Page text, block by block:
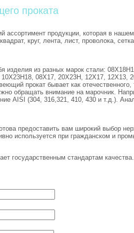
проката
ассортимент продукции, которая в
круг, лента, лист, проволока,
изделия из разных марок стали:
08Х17, 20Х23Н, 12Х17, 12Х13,
прокат бывает как отечественного,
обращать внимание на марочник.
AISI (304, 316,321, 410, 430 и т.д.).
предоставить вам широкий выбор
используется при гражданском и
государственным стандартам качества.